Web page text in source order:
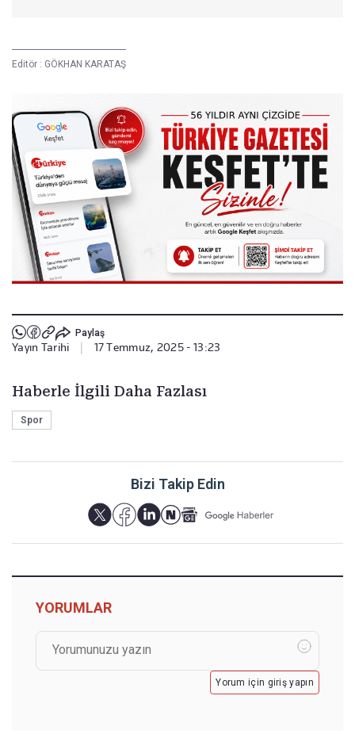
Editör : GÖKHAN KARATAŞ
Paylaş
Yayın Tarihi | 17 Temmuz, 2025 - 13:23
Haberle İlgili Daha Fazlası
Spor
Bizi Takip Edin
YORUMLAR
Yorum için giriş yapın